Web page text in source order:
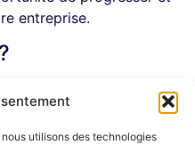
utilisons des technologies
entreprise.
de nos offres d’emploi
parvenir votre
envoyer votre CV et